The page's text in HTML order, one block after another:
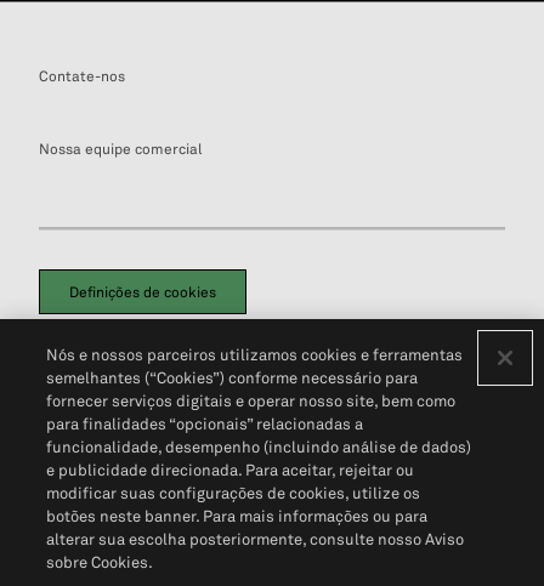
Contate-nos
Nossa equipe comercial
Definições de cookies
Política de PrivacidadePortal de privacidade do cliente (em inglês)
Não Venda Minhas Informações Pessoais© 2026 S&P Global
Nós e nossos parceiros utilizamos cookies e ferramentas
semelhantes (“Cookies”) conforme necessário para
fornecer serviços digitais e operar nosso site, bem como
para finalidades “opcionais” relacionadas a
funcionalidade, desempenho (incluindo análise de dados)
e publicidade direcionada. Para aceitar, rejeitar ou
modificar suas configurações de cookies, utilize os
botões neste banner. Para mais informações ou para
alterar sua escolha posteriormente, consulte nosso Aviso
sobre Cookies.